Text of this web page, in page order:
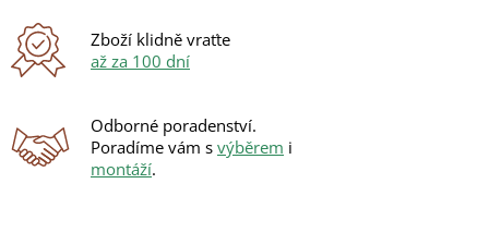
Zboží klidně vraťte
až za 100 dní
Odborné poradenství.
Poradíme vám s výběrem i
montáží.